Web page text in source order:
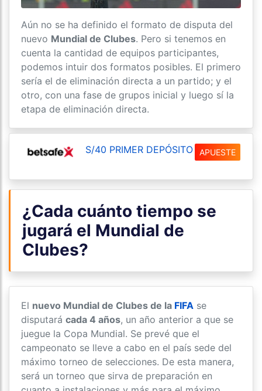
Aún no se ha definido el formato de disputa del
nuevo Mundial de Clubes. Pero si tenemos en
cuenta la cantidad de equipos participantes,
podemos intuir dos formatos posibles. El primero
sería el de eliminación directa a un partido; y el
otro, con una fase de grupos inicial y luego sí la
etapa de eliminación directa.
S/40 PRIMER DEPÓSITO APUESTE
¿Cada cuánto tiempo se
jugará el Mundial de
Clubes?
El nuevo Mundial de Clubes de la FIFA se
disputará cada 4 años, un año anterior a que se
juegue la Copa Mundial. Se prevé que el
campeonato se lleve a cabo en el país sede del
máximo torneo de selecciones. De esta manera,
será un torneo que sirva de preparación en